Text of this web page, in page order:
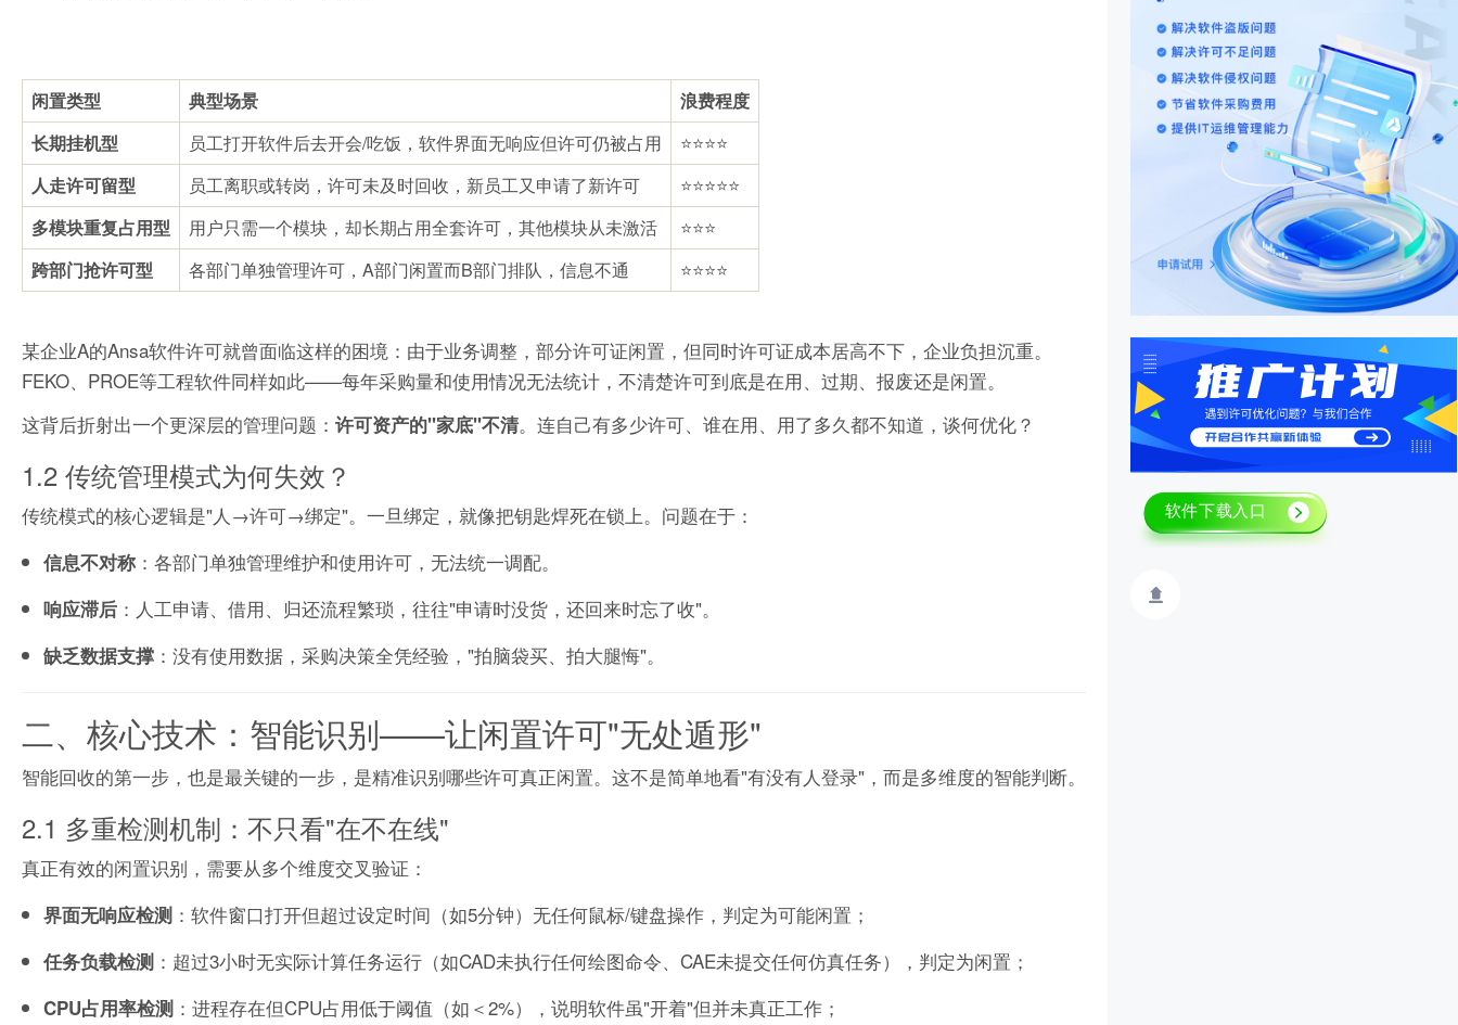
闲置类型 典型场景
浪费程度
长期挂机型
员工打开软件后去开会/吃饭，软件界面无响应但许可仍被占用
⭐⭐⭐⭐
人走许可留型
员工离职或转岗，许可未及时回收，新员工又申请了新许可
⭐⭐⭐⭐⭐
多模块重复占用型
用户只需一个模块，却长期占用全套许可，其他模块从未激活
⭐⭐⭐
跨部门抢许可型
各部门单独管理许可，A部门闲置而B部门排队，信息不通 ⭐⭐⭐⭐
某企业A的Ansa软件许可就曾面临这样的困境：由于业务调整，部分许可证闲置，但同时许可证成本居高不下，企业负担沉重。
FEKO、PROE等工程软件同样如此——每年采购量和使用情况无法统计，不清楚许可到底是在用、过期、报废还是闲置。
这背后折射出一个更深层的管理问题： 许可资产的"家底"不清。连自己有多少许可、谁在用、用了多久都不知道，谈何优化？
1.2 传统管理模式为何失效？
传统模式的核心逻辑是"人→许可→绑定"。一旦绑定，就像把钥匙焊死在锁上。问题在于：
信息不对称 ：各部门单独管理维护和使用许可，无法统一调配。
响应滞后 ：人工申请、借用、归还流程繁琐，往往"申请时没货，还回来时忘了收"。
缺乏数据支撑 ：没有使用数据，采购决策全凭经验，"拍脑袋买、拍大腿悔"。
二、核心技术：智能识别——让闲置许可"无处遁形"
智能回收的第一步，也是最关键的一步，是精准识别哪些许可真正闲置。这不是简单地看"有没有人登录"，而是多维度的智能判断。
2.1 多重检测机制：不只看"在不在线"
真正有效的闲置识别，需要从多个维度交叉验证：
界面无响应检测 ：软件窗口打开但超过设定时间（如5分钟）无任何鼠标/键盘操作，判定为可能闲置；
任务负载检测 ：超过3小时无实际计算任务运行（如CAD未执行任何绘图命令、CAE未提交任何仿真任务），判定为闲置；
CPU占用率检测 ：进程存在但CPU占用低于阈值（如＜2%），说明软件虽"开着"但并未真正工作；